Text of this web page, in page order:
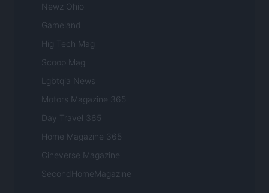
Newz Ohio
Gameland
Hig Tech Mag
Scoop Mag
Lgbtqia News
Motors Magazine 365
Day Travel 365
Home Magazine 365
Cineverse Magazine
SecondHomeMagazine